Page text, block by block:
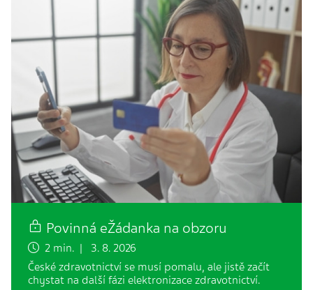
Povinná eŽádanka na obzoru
2 min. | 3. 8. 2026
České zdravotnictví se musí pomalu, ale jistě začít
chystat na další fázi elektronizace zdravotnictví.